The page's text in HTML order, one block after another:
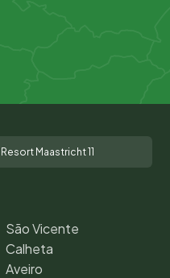
Resort Maastricht 11
São Vicente
Calheta
Aveiro